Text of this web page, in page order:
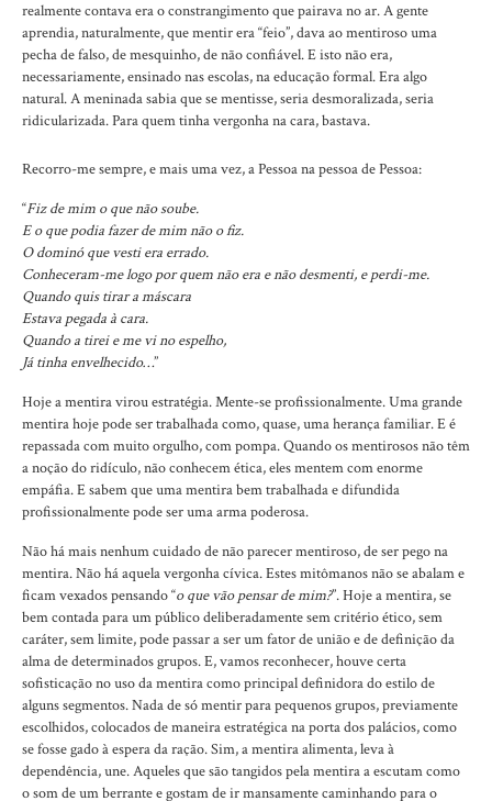
realmente contava era o constrangimento que pairava no ar. A gente
aprendia, naturalmente, que mentir era “feio”, dava ao mentiroso uma
pecha de falso, de mesquinho, de não confiável. E isto não era,
necessariamente, ensinado nas escolas, na educação formal. Era algo
natural. A meninada sabia que se mentisse, seria desmoralizada, seria
ridicularizada. Para quem tinha vergonha na cara, bastava.
Recorro-me sempre, e mais uma vez, a Pessoa na pessoa de Pessoa:
“Fiz de mim o que não soube.
E o que podia fazer de mim não o fiz.
O dominó que vesti era errado.
Conheceram-me logo por quem não era e não desmenti, e perdi-me.
Quando quis tirar a máscara
Estava pegada à cara.
Quando a tirei e me vi no espelho,
Já tinha envelhecido…”
Hoje a mentira virou estratégia. Mente-se profissionalmente. Uma grande
mentira hoje pode ser trabalhada como, quase, uma herança familiar. E é
repassada com muito orgulho, com pompa. Quando os mentirosos não têm
a noção do ridículo, não conhecem ética, eles mentem com enorme
empáfia. E sabem que uma mentira bem trabalhada e difundida
profissionalmente pode ser uma arma poderosa.
Não há mais nenhum cuidado de não parecer mentiroso, de ser pego na
mentira. Não há aquela vergonha cívica. Estes mitômanos não se abalam e
ficam vexados pensando “o que vão pensar de mim?”. Hoje a mentira, se
bem contada para um público deliberadamente sem critério ético, sem
caráter, sem limite, pode passar a ser um fator de união e de definição da
alma de determinados grupos. E, vamos reconhecer, houve certa
sofisticação no uso da mentira como principal definidora do estilo de
alguns segmentos. Nada de só mentir para pequenos grupos, previamente
escolhidos, colocados de maneira estratégica na porta dos palácios, como
se fosse gado à espera da ração. Sim, a mentira alimenta, leva à
dependência, une. Aqueles que são tangidos pela mentira a escutam como
o som de um berrante e gostam de ir mansamente caminhando para o